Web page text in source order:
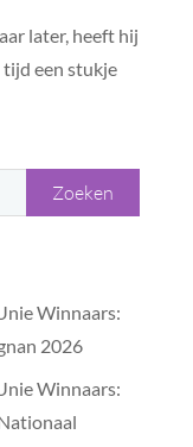
later, heeft hij
tijd een stukje
Winnaars:
2026
Winnaars: